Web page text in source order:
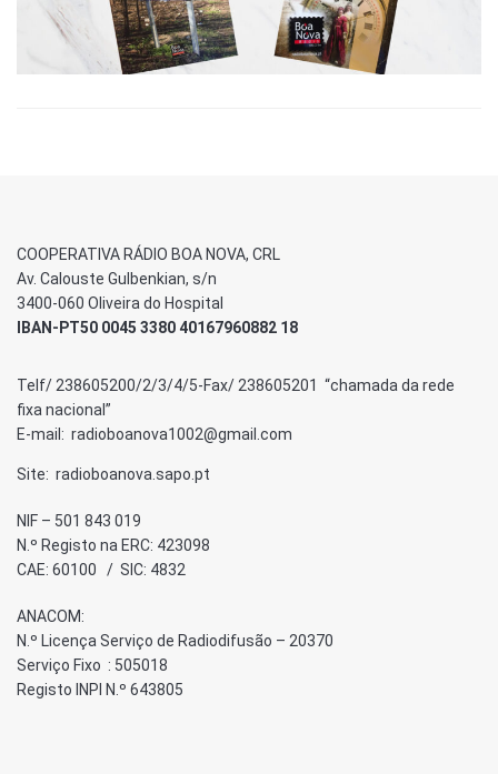
COOPERATIVA RÁDIO BOA NOVA, CRL
Av. Calouste Gulbenkian, s/n
3400-060 Oliveira do Hospital
IBAN-PT50 0045 3380 40167960882 18
Telf/ 238605200/2/3/4/5-Fax/ 238605201 “chamada da rede
fixa nacional”
E-mail: radioboanova1002@gmail.com
Site: radioboanova.sapo.pt
NIF – 501 843 019
N.º Registo na ERC: 423098
CAE: 60100 / SIC: 4832
ANACOM:
N.º Licença Serviço de Radiodifusão – 20370
Serviço Fixo : 505018
Registo INPI N.º 643805